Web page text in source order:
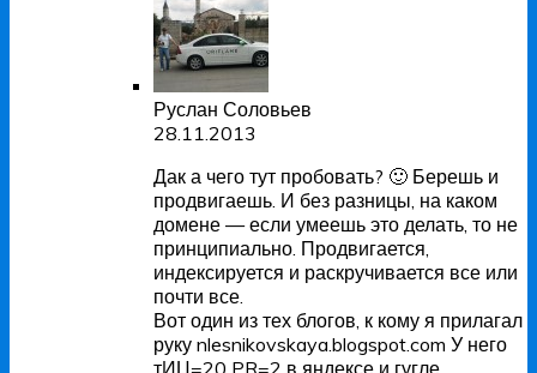
Руслан Соловьев
28.11.2013
Дак а чего тут пробовать? 🙂 Берешь и
продвигаешь. И без разницы, на каком
домене — если умеешь это делать, то не
принципиально. Продвигается,
индексируется и раскручивается все или
почти все.
Вот один из тех блогов, к кому я прилагал
руку nlesnikovskaya.blogspot.com У него
тИЦ=20 PR=2 в яндексе и гугле